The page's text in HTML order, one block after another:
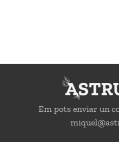
Em pots enviar un